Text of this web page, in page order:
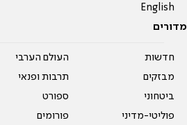
English
מדורים
חדשות
מבזקים
ביטחוני
פוליטי-מדיני
העולם הערבי
תרבות ופנאי
ספורט
פורומים